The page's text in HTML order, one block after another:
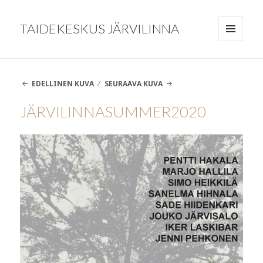
TAIDEKESKUS JÄRVILINNA
JA
EDELLINEN KUVA
SEURAAVA KUVA
JÄRVILINNASUMMER2020